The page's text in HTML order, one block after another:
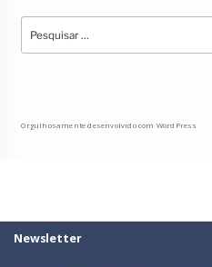
Pesquisar
por:
Orgulhosamente desenvolvido com WordPress
Newsletter